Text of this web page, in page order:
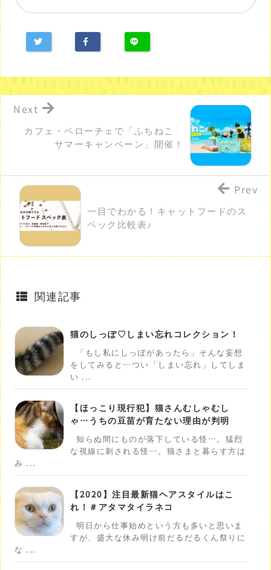
カフェ・ベローチェで「ふちねこ
サマーキャンペーン」開催！
Next
一目でわかる！キャットフードのス
ペック比較表♪
Prev
関連記事
猫のしっぽ♡しまい忘れコレクション！
「もし私にしっぽがあったら」そんな妄想
をしてみると…つい「しまい忘れ」してしま
い ...
【ほっこり現行犯】猫さんむしゃむし
ゃ…うちの豆苗が育たない理由が判明
知らぬ間にものが落下している怪…。猛烈
な視線に刺される怪…。猫さまと暮らす方は
み ...
【2020】注目最新猫ヘアスタイルはこ
れ！＃アタマタイラネコ
明日から仕事始めという方も多いと思いま
すが、盛大な休み明け前だるだるくん祭りに
な ...